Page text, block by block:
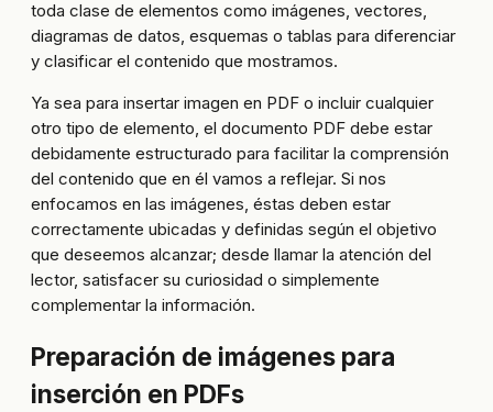
toda clase de elementos como imágenes, vectores,
diagramas de datos, esquemas o tablas para diferenciar
y clasificar el contenido que mostramos.
Ya sea para insertar imagen en PDF o incluir cualquier
otro tipo de elemento, el documento PDF debe estar
debidamente estructurado para facilitar la comprensión
del contenido que en él vamos a reflejar. Si nos
enfocamos en las imágenes, éstas deben estar
correctamente ubicadas y definidas según el objetivo
que deseemos alcanzar; desde llamar la atención del
lector, satisfacer su curiosidad o simplemente
complementar la información.
Preparación de imágenes para
inserción en PDFs